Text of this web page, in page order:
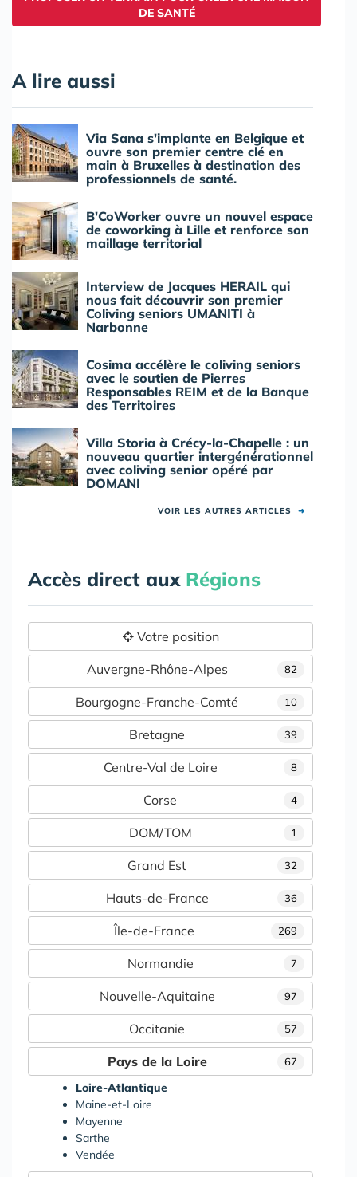
DE SANTÉ
A lire aussi
Via Sana s'implante en Belgique et
ouvre son premier centre clé en
main à Bruxelles à destination des
professionnels de santé.
B'CoWorker ouvre un nouvel espace
de coworking à Lille et renforce son
maillage territorial
Interview de Jacques HERAIL qui
nous fait découvrir son premier
Coliving seniors UMANITI à
Narbonne
Cosima accélère le coliving seniors
avec le soutien de Pierres
Responsables REIM et de la Banque
des Territoires
Villa Storia à Crécy-la-Chapelle : un
nouveau quartier intergénérationnel
avec coliving senior opéré par
DOMANI
VOIR LES AUTRES ARTICLES ➜
Accès direct aux Régions
Votre position
82
Auvergne-Rhône-Alpes
10
Bourgogne-Franche-Comté
39
Bretagne
8
Centre-Val de Loire
4
Corse
1
DOM/TOM
32
Grand Est
36
Hauts-de-France
269
Île-de-France
7
Normandie
97
Nouvelle-Aquitaine
57
Occitanie
67
Pays de la Loire
Loire-Atlantique
Maine-et-Loire
Mayenne
Sarthe
Vendée